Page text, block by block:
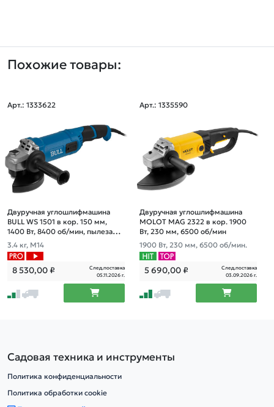
Похожие товары:
Арт.: 1333622
Двуручная углошлифмашина
BULL WS 1501 в кор. 150 мм,
1400 Вт, 8400 об/мин, пылезащ.,
4м кабель
3.4 кг, М14
8 530,00₽
След.поставка
05.11.2026 г.
Арт.: 1335590
Двуручная углошлифмашина
MOLOT MAG 2322 в кор. 1900
Вт, 230 мм, 6500 об/мин
1900 Вт, 230 мм, 6500 об/мин.
5 690,00₽
След.поставка
03.09.2026 г.
Садовая техника и инструменты
Политика конфиденциальности
Политика обработки cookie